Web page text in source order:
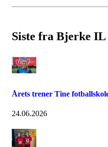
Siste fra Bjerke IL
Årets trener Tine
24.06.2026